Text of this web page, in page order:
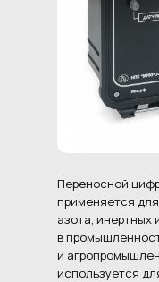
Переносной
применяется
азота, инертных
в
и
используется